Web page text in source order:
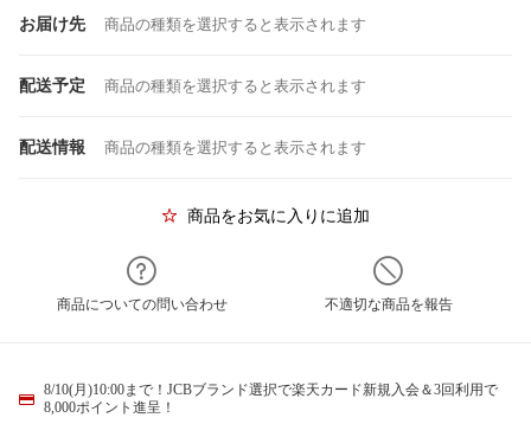
お届け先 商品の種類を選択すると表示されます
配送予定 商品の種類を選択すると表示されます
配送情報 商品の種類を選択すると表示されます
商品をお気に入りに追加
商品についての問い合わせ 不適切な商品を報告
8/10(月)10:00まで！JCBブランド選択で楽天カード新規入会＆3回利用で
8,000ポイント進呈！